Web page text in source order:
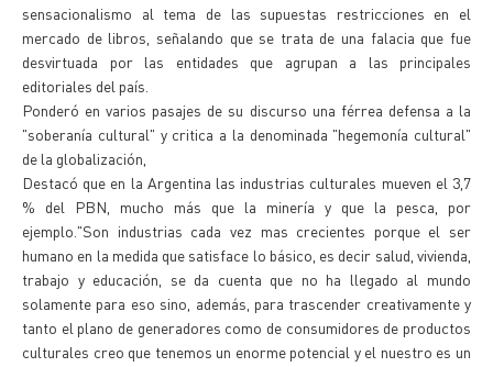
sensacionalismo al tema de las supuestas restricciones en el
mercado de libros, señalando que se trata de una falacia que fue
desvirtuada por las entidades que agrupan a las principales
editoriales del país.
Ponderó en varios pasajes de su discurso una férrea defensa a la
"soberanía cultural" y critica a la denominada "hegemonía cultural"
de la globalización,
Destacó que en la Argentina las industrias culturales mueven el 3,7
% del PBN, mucho más que la minería y que la pesca, por
ejemplo."Son industrias cada vez mas crecientes porque el ser
humano en la medida que satisface lo básico, es decir salud, vivienda,
trabajo y educación, se da cuenta que no ha llegado al mundo
solamente para eso sino, además, para trascender creativamente y
tanto el plano de generadores como de consumidores de productos
culturales creo que tenemos un enorme potencial y el nuestro es un